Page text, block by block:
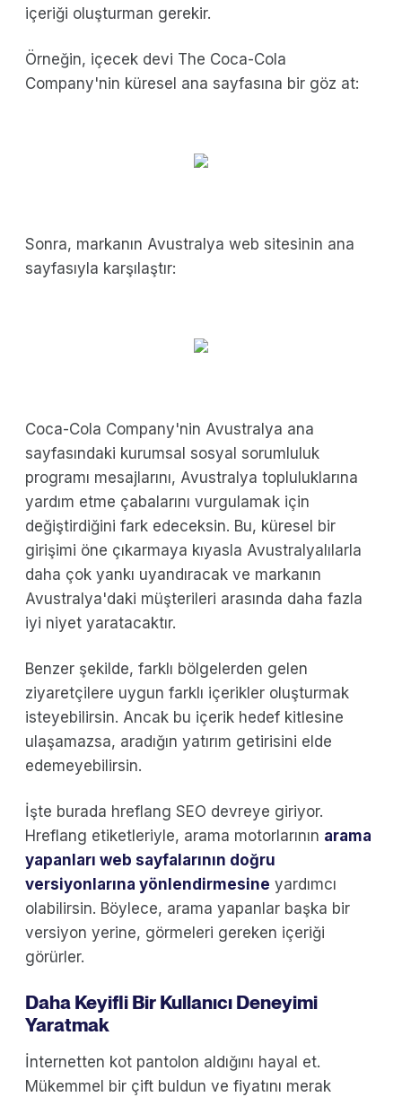
içeriği oluşturman gerekir.
Örneğin, içecek devi The Coca-Cola
Company'nin küresel ana sayfasına bir göz at:
Sonra, markanın Avustralya web sitesinin ana
sayfasıyla karşılaştır:
Coca-Cola Company'nin Avustralya ana
sayfasındaki kurumsal sosyal sorumluluk
programı mesajlarını, Avustralya topluluklarına
yardım etme çabalarını vurgulamak için
değiştirdiğini fark edeceksin. Bu, küresel bir
girişimi öne çıkarmaya kıyasla Avustralyalılarla
daha çok yankı uyandıracak ve markanın
Avustralya'daki müşterileri arasında daha fazla
iyi niyet yaratacaktır.
Benzer şekilde, farklı bölgelerden gelen
ziyaretçilere uygun farklı içerikler oluşturmak
isteyebilirsin. Ancak bu içerik hedef kitlesine
ulaşamazsa, aradığın yatırım getirisini elde
edemeyebilirsin.
İşte burada hreflang SEO devreye giriyor.
Hreflang etiketleriyle, arama motorlarının arama
yapanları web sayfalarının doğru
versiyonlarına yönlendirmesine yardımcı
olabilirsin. Böylece, arama yapanlar başka bir
versiyon yerine, görmeleri gereken içeriği
görürler.
Daha Keyifli Bir Kullanıcı Deneyimi
Yaratmak
İnternetten kot pantolon aldığını hayal et.
Mükemmel bir çift buldun ve fiyatını merak